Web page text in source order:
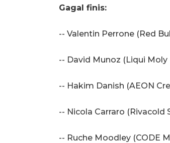
Gagal finis:
-- Valentin Perrone (Red
-- David Munoz (Liqui
-- Hakim Danish (AEON
-- Nicola Carraro (Rivacold
-- Ruche Moodley (CODE